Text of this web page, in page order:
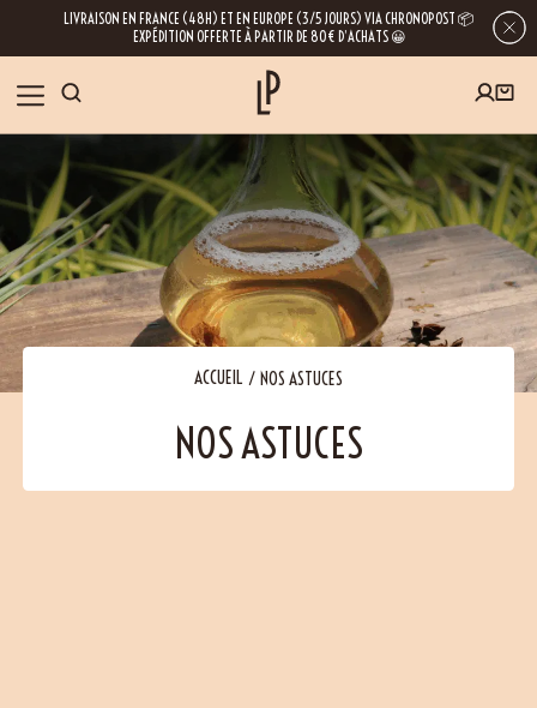
LIVRAISON EN FRANCE (48H) ET EN EUROPE (3/5 JOURS) VIA CHRONOPOST 📦
EXPÉDITION OFFERTE À PARTIR DE 80€ D’ACHATS 😀
NOS ÉPICES
RECETTES
BLOG
À PROPOS
NOUS RENDRE VISITE
ACCUEIL NOS ASTUCES
NOS ASTUCES
INSCRIVEZ-VOUS À LA NEWSLETTER
En laissant votre e-mail, vous obtenez l’accès à nos newsletters riches en
conseils, inspirations et informations sur nos dernières nouveautés. Bien sûr, se